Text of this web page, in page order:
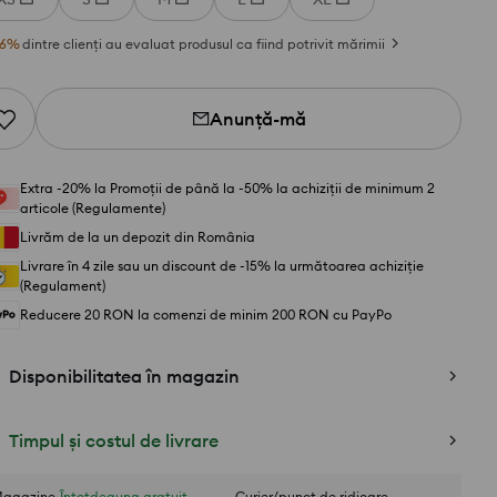
%dintre clienți au evaluat produsul ca fiind potrivit mărimii
Anunță-mă
Extra -20% la Promoții de până la -50% la achiziții de minimum 2
articole (Regulamente)
Livrăm de la un depozit din România
Livrare în 4 zile sau un discount de -15% la următoarea achiziție
(Regulament)
Reducere 20 RON la comenzi de minim 200 RON cu PayPo
Disponibilitatea în magazin
Timpul și costul de livrare